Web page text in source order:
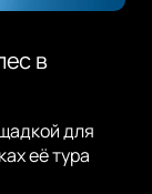
в
для
её тура